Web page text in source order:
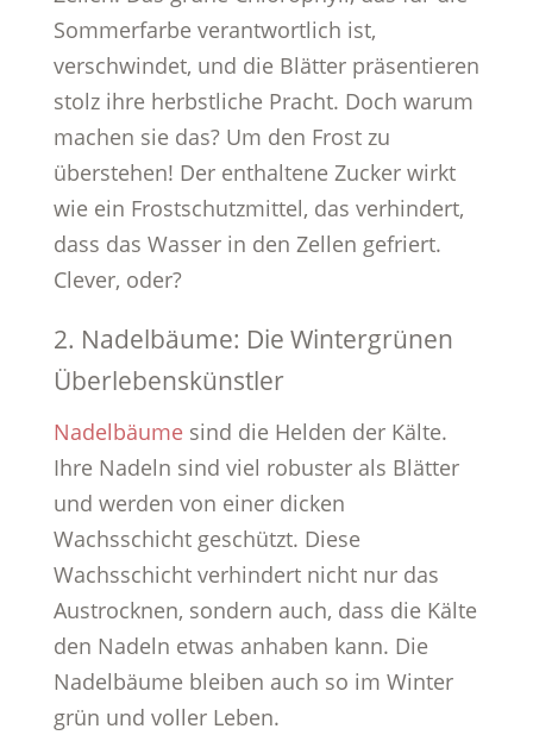
Sommerfarbe verantwortlich ist,
verschwindet, und die Blätter präsentieren
stolz ihre herbstliche Pracht. Doch warum
machen sie das? Um den Frost zu
überstehen! Der enthaltene Zucker wirkt
wie ein Frostschutzmittel, das verhindert,
dass das Wasser in den Zellen gefriert.
Clever, oder?
2. Nadelbäume: Die Wintergrünen
Überlebenskünstler
Nadelbäumesind die Helden der Kälte.
Ihre Nadeln sind viel robuster als Blätter
und werden von einer dicken
Wachsschicht geschützt. Diese
Wachsschicht verhindert nicht nur das
Austrocknen, sondern auch, dass die Kälte
den Nadeln etwas anhaben kann. Die
Nadelbäume bleiben auch so im Winter
grün und voller Leben.